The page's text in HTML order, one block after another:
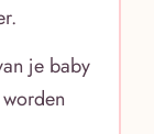
je baby